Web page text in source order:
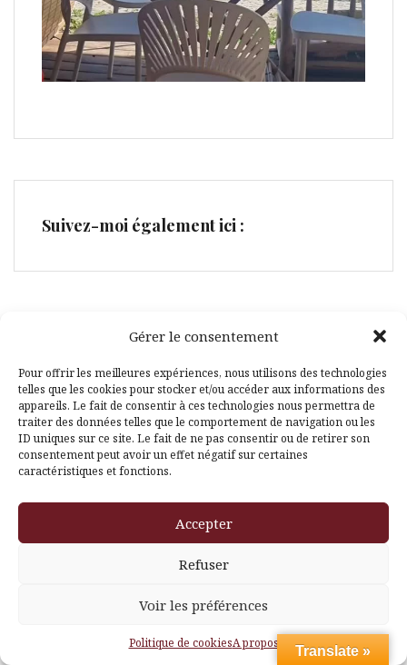
Gérer le consentement
Pour offrir les meilleures expériences, nous utilisons des technologies
telles que les cookies pour stocker et/ou accéder aux informations des
appareils. Le fait de consentir à ces technologies nous permettra de
traiter des données telles que le comportement de navigation ou les
ID uniques sur ce site. Le fait de ne pas consentir ou de retirer son
consentement peut avoir un effet négatif sur certaines
caractéristiques et fonctions.
Accepter
Refuser
Voir les préférences
Politique de cookiesA propos
Suivez-moi également ici :
Facebook
Pinterest
Themeisle
Translate »